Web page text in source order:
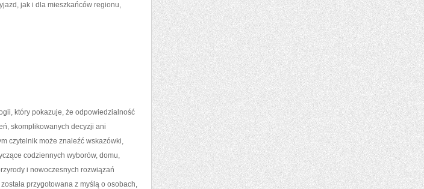
jak i dla mieszkańców regionu,
który pokazuje, że odpowiedzialność
skomplikowanych decyzji ani
czytelnik może znaleźć wskazówki,
codziennych wyborów, domu,
i nowoczesnych rozwiązań
przygotowana z myślą o osobach,